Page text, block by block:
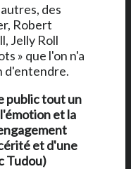
des
Robert
Jelly Roll
» que l'on n'a
d'entendre.
public tout un
et la
et d'une
Tudou)